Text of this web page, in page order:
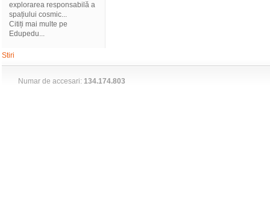
explorarea responsabilă a
spațiului cosmic...
Citiți mai multe pe
Edupedu...
Stiri
Numar de accesari: 134.174.803